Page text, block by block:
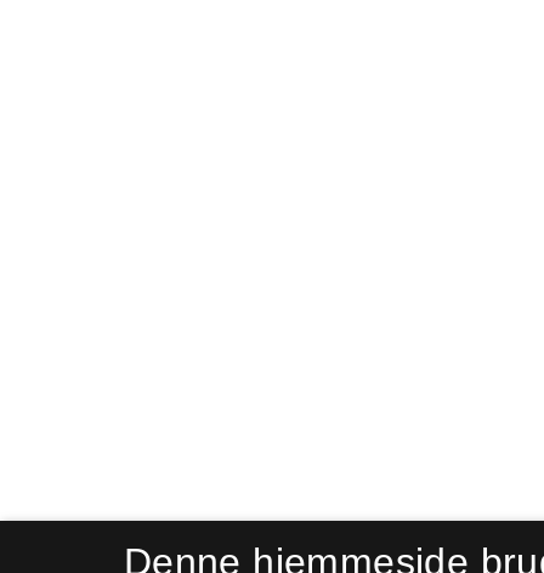
Denne hjemmeside